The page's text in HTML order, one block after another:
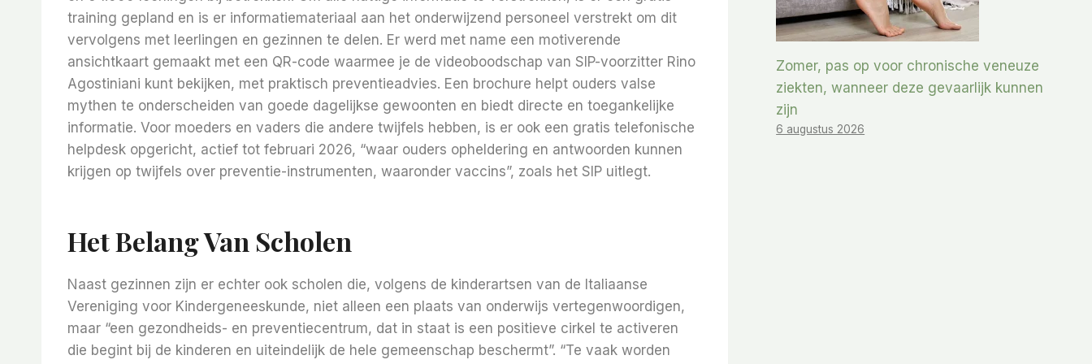
training gepland en is er informatiemateriaal aan het onderwijzend personeel verstrekt om dit
vervolgens met leerlingen en gezinnen te delen. Er werd met name een motiverende
ansichtkaart gemaakt met een QR-code waarmee je de videoboodschap van SIP-voorzitter Rino
Agostiniani kunt bekijken, met praktisch preventieadvies. Een brochure helpt ouders valse
mythen te onderscheiden van goede dagelijkse gewoonten en biedt directe en toegankelijke
informatie. Voor moeders en vaders die andere twijfels hebben, is er ook een gratis telefonische
helpdesk opgericht, actief tot februari 2026, “waar ouders opheldering en antwoorden kunnen
krijgen op twijfels over preventie-instrumenten, waaronder vaccins”, zoals het SIP uitlegt.
Het Belang Van Scholen
Naast gezinnen zijn er echter ook scholen die, volgens de kinderartsen van de Italiaanse
Vereniging voor Kindergeneeskunde, niet alleen een plaats van onderwijs vertegenwoordigen,
maar “een gezondheids- en preventiecentrum, dat in staat is een positieve cirkel te activeren
die begint bij de kinderen en uiteindelijk de hele gemeenschap beschermt”. “Te vaak worden
Zomer, pas op voor chronische veneuze
ziekten, wanneer deze gevaarlijk kunnen
zijn
6 augustus 2026